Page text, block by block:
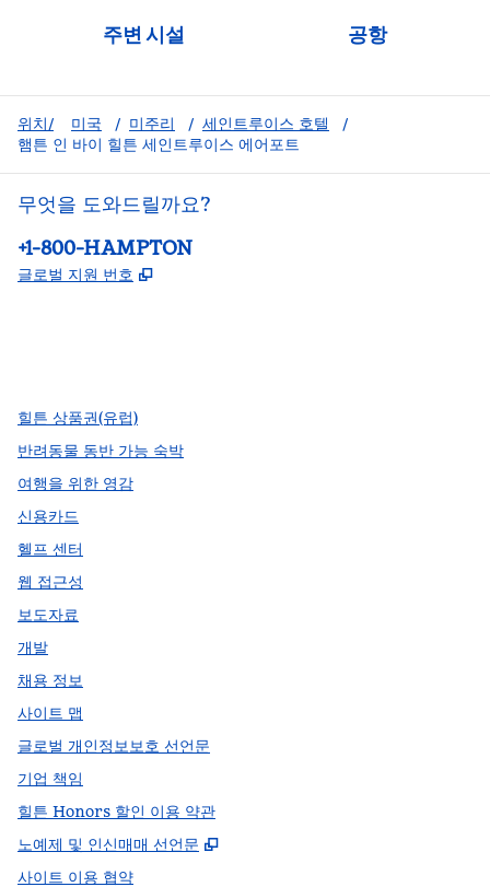
주변 시설 공항
위치/ 미국 / 미주리 / 세인트루이스 호텔
/
햄튼 인 바이 힐튼 세인트루이스 에어포트
무엇을 도와드릴까요?
전화:
+1-800-HAMPTON
글로벌 지원 번호 ,
힐튼 상품권(유럽)
반려동물 동반 가능 숙박
여행을 위한 영감
신용카드
헬프 센터
웹 접근성
보도자료
개발
채용 정보
사이트 맵
글로벌 개인정보보호 선언문
기업 책임
힐튼 Honors 할인 이용 약관
노예제 및 인신매매 선언문
,
사이트 이용 협약